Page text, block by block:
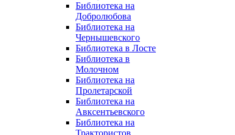
Библиотека на
Добролюбова
Библиотека на
Чернышевского
Библиотека в Лосте
Библиотека в
Молочном
Библиотека на
Пролетарской
Библиотека на
Авксентьевского
Библиотека на
Трактористов